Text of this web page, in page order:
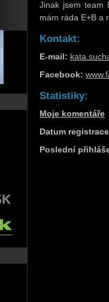
Jinak jsem team
mám ráda E+B a
Kontakt:
E-mail:
Facebook:
Statistiky:
Moje komentáře
Datum
Poslední